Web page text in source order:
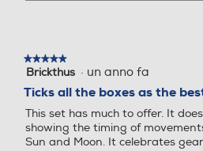
★★★★★
★★★★★
5
5
stelle.
Brickthus · un anno fa
Ticks all the boxes as the
This set has much to offer. It
showing the timing of
Sun and Moon. It celebrates